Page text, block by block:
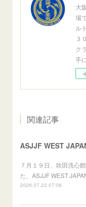
大
場
ル
３
ク
手
関連記事
７月１９日、吹田洗心
た、ASJJF WEST
2026.07.22 07:06